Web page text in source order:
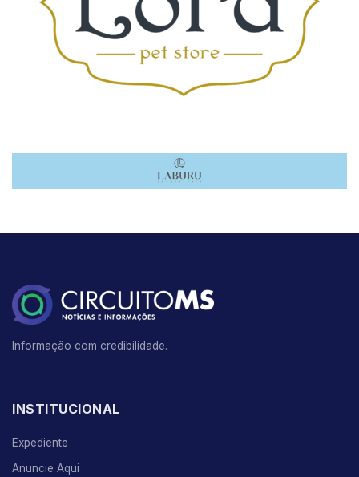
Informação com credibilidade.
INSTITUCIONAL
Expediente
Anuncie Aqui